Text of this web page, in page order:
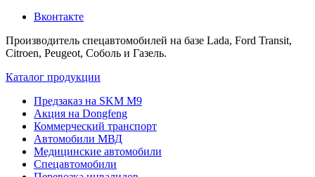
Вконтакте
Производитель спецавтомобилей на базе Lada, Ford Transit,
Citroen, Peugeot, Соболь и Газель.
Каталог продукции
Предзаказ на SKM M9
Акция на Dongfeng
Коммерческий транспорт
Автомобили МВД
Медицинские автомобили
Спецавтомобили